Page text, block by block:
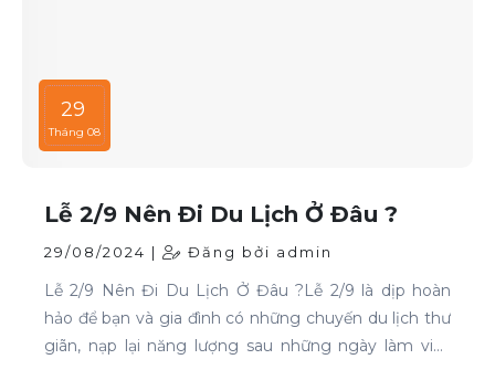
29
Tháng 08
Lễ 2/9 Nên Đi Du Lịch Ở Đâu ?
29/08/2024 | Đăng bởi admin
Lễ 2/9 Nên Đi Du Lịch Ở Đâu ?Lễ 2/9 là dịp hoàn
hảo để bạn và gia đình có những chuyến du lịch thư
giãn, nạp lại năng lượng sau những ngày làm việc